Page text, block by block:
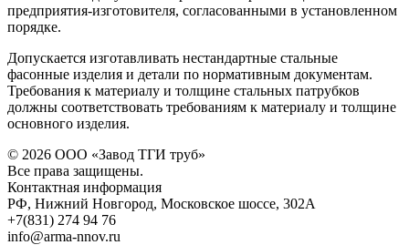
предприятия-изготовителя, согласованными в установленном
порядке.
Допускается изготавливать нестандартные стальные
фасонные изделия и детали по нормативным документам.
Требования к материалу и толщине стальных патрубков
должны соответствовать требованиям к материалу и толщине
основного изделия.
© 2026 ООО «Завод ТГИ труб»
Все права защищены.
Контактная информация
РФ, Нижний Новгород, Московское шоссе, 302А
+7(831) 274 94 76
info@arma-nnov.ru